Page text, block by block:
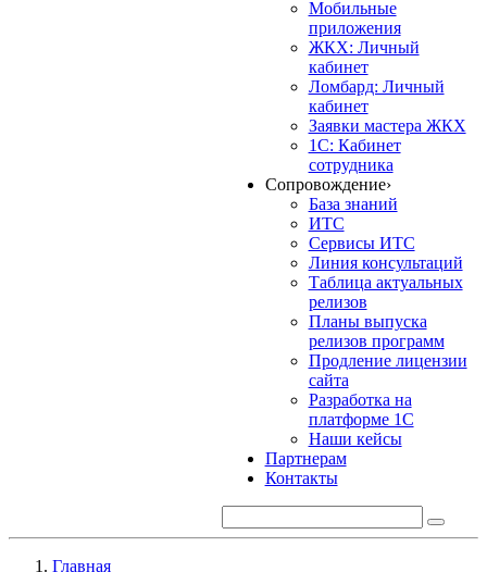
Мобильные
приложения
ЖКХ: Личный
кабинет
Ломбард: Личный
кабинет
Заявки мастера ЖКХ
1С: Кабинет
сотрудника
Сопровождение›
База знаний
ИТС
Сервисы ИТС
Линия консультаций
Таблица актуальных
релизов
Планы выпуска
релизов программ
Продление лицензии
сайта
Разработка на
платформе 1С
Наши кейсы
Партнерам
Контакты
Главная